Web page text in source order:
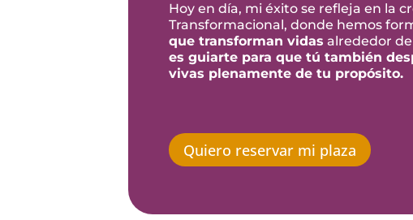
Hoy en día, mi éxito se refleja en la
Transformacional, donde hemos
que transforman vidas alrededor
es guiarte para que tú también
vivas plenamente de tu propósito.
Quiero reservar mi plaza